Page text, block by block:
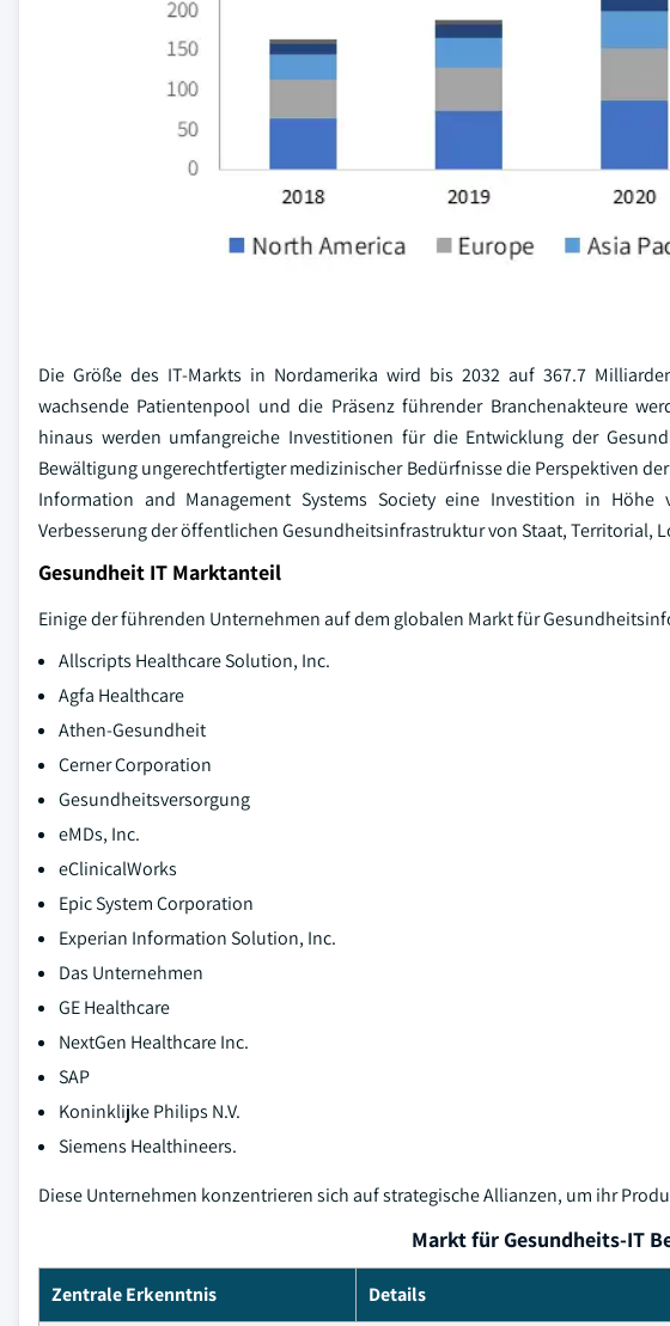
Die Größe des IT-Markts in Nordamerika wird bis 2032 auf 367.7
wachsende Patientenpool und die Präsenz führender Branchenakteure
hinaus werden umfangreiche Investitionen für die Entwicklung der
Bewältigung ungerechtfertigter medizinischer Bedürfnisse die Perspektiven
Information and Management Systems Society eine Investition in
Verbesserung der öffentlichen Gesundheitsinfrastruktur von Staat, Territorial,
Gesundheit IT Marktanteil
Einige der führenden Unternehmen auf dem globalen Markt für
Allscripts Healthcare Solution, Inc.
Agfa Healthcare
Athen-Gesundheit
Cerner Corporation
Gesundheitsversorgung
eMDs, Inc.
eClinicalWorks
Epic System Corporation
Experian Information Solution, Inc.
Das Unternehmen
GE Healthcare
NextGen Healthcare Inc.
SAP
Koninklijke Philips N.V.
Siemens Healthineers.
Diese Unternehmen konzentrieren sich auf strategische Allianzen, um ihr
Markt für Gesundheits-IT
Zentrale Erkenntnis Details